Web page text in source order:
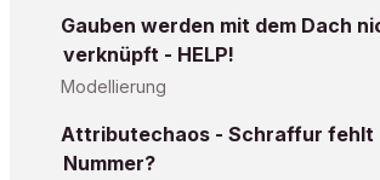
Gauben werden mit dem Dach
verknüpft - HELP!
Modellierung
Attributechaos - Schraffur fehlt
Nummer?